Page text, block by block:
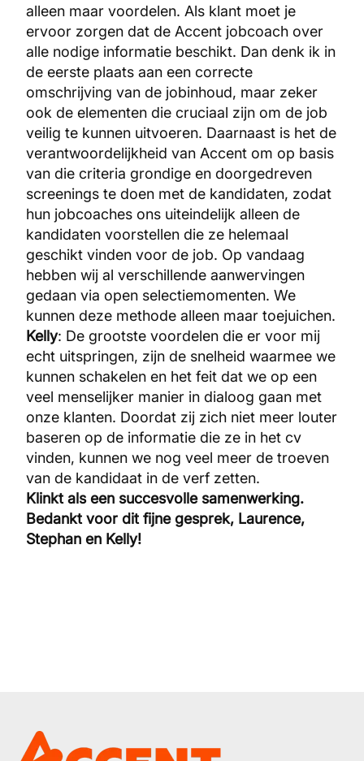
alleen maar voordelen. Als klant moet je
ervoor zorgen dat de Accent jobcoach over
alle nodige informatie beschikt. Dan denk ik in
de eerste plaats aan een correcte
omschrijving van de jobinhoud, maar zeker
ook de elementen die cruciaal zijn om de job
veilig te kunnen uitvoeren. Daarnaast is het de
verantwoordelijkheid van Accent om op basis
van die criteria grondige en doorgedreven
screenings te doen met de kandidaten, zodat
hun jobcoaches ons uiteindelijk alleen de
kandidaten voorstellen die ze helemaal
geschikt vinden voor de job. Op vandaag
hebben wij al verschillende aanwervingen
gedaan via open selectiemomenten. We
kunnen deze methode alleen maar toejuichen.
Kelly: De grootste voordelen die er voor mij
echt uitspringen, zijn de snelheid waarmee we
kunnen schakelen en het feit dat we op een
veel menselijker manier in dialoog gaan met
onze klanten. Doordat zij zich niet meer louter
baseren op de informatie die ze in het cv
vinden, kunnen we nog veel meer de troeven
van de kandidaat in de verf zetten.
Klinkt als een succesvolle samenwerking.
Bedankt voor dit fijne gesprek, Laurence,
Stephan en Kelly!